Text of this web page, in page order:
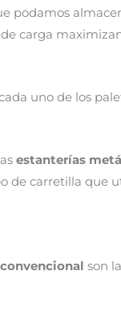
podamos
carga
uno de los
estanterías
de carretilla que
son